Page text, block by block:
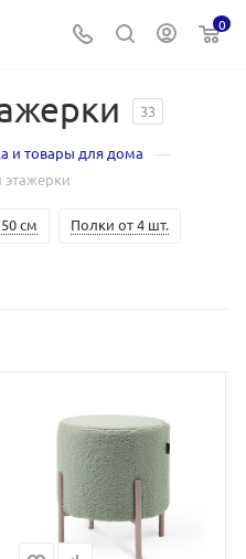
0
33
и товары для дома —
этажерки
см Полки от 4 шт.